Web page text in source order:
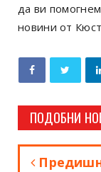
да ви
новини от
ПОДОБНИ